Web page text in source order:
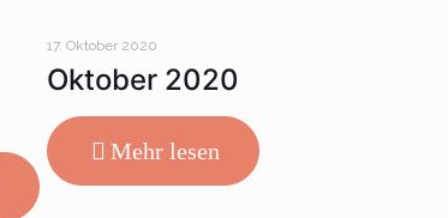
17. Oktober 2020
Oktober 2020
Mehr lesen